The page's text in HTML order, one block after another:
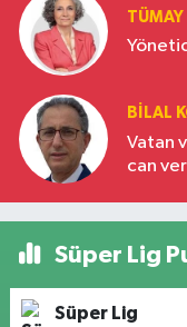
TÜMAY
BILAL
Vatan
can
Süper Lig
Süper Lig